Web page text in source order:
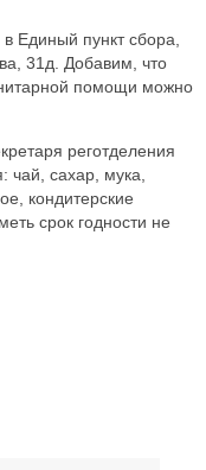
Единый пункт сбора,
31д. Добавим, что
помощи можно
реготделения
чай, сахар, мука,
кондитерские
срок годности не